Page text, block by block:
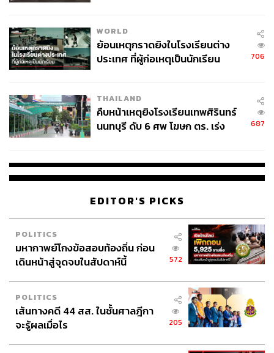
WORLD
ย้อนเหตุกราดยิงในโรงเรียนต่าง
ประเทศ ที่ผู้ก่อเหตุเป็นนักเรียน
706
THAILAND
คืบหน้าเหตุยิงโรงเรียนเทพศิรินทร์
นนทบุรี ดับ 6 ศพ โฆษก ตร. เร่ง
687
EDITOR'S PICKS
POLITICS
มหากาพย์โกงข้อสอบท้องถิ่น ก่อน
เดินหน้าสู่จุดจบในสัปดาห์นี้
572
POLITICS
เส้นทางคดี 44 สส. ในชั้นศาลฎีกา
จะรู้ผลเมื่อไร
205